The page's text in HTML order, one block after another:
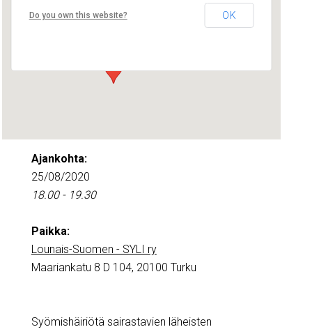
Lounais-Suomen – SYLI ry
Maariankatu 8 D 104 - Turku
Do you own this website? OK
Ajankohta:
25/08/2020
18.00 - 19.30
Paikka:
Lounais-Suomen - SYLI ry
Maariankatu 8 D 104, 20100 Turku
Syömishäiriötä sairastavien läheisten